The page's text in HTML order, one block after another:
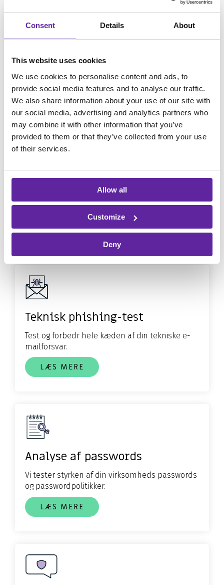
Consent Details About
This website uses cookies
We use cookies to personalise content and ads, to
provide social media features and to analyse our traffic.
We also share information about your use of our site with
our social media, advertising and analytics partners who
may combine it with other information that you’ve
provided to them or that they’ve collected from your use
of their services.
Allow all
Customize
Deny
Analyse af AD passwords
Få overblik over sikkerheden af
LÆS MERE
Sikkerhedsanalyse af AD
få overblik over det faktiskesikkerhedsniveau.
LÆS MERE
Teknisk phishing-test
Test og forbedr hele kæden af din tekniske e-
mailforsvar.
LÆS MERE
Analyse af passwords
Vi tester styrken af din virksomheds passwords
og passwordpolitikker.
LÆS MERE